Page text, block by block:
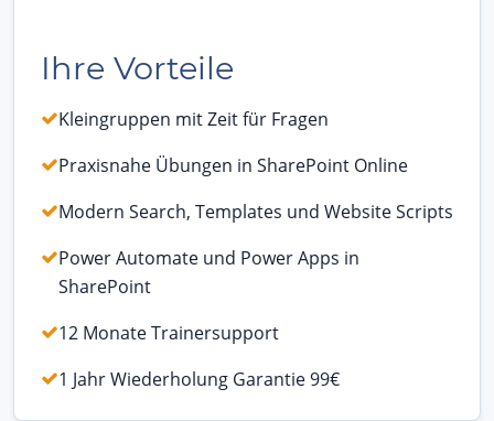
Ihre Vorteile
Kleingruppen mit Zeit für Fragen
Praxisnahe Übungen in SharePoint Online
Modern Search, Templates und Website Scripts
Power Automate und Power Apps in
SharePoint
12 Monate Trainersupport
1 Jahr Wiederholung Garantie 99€